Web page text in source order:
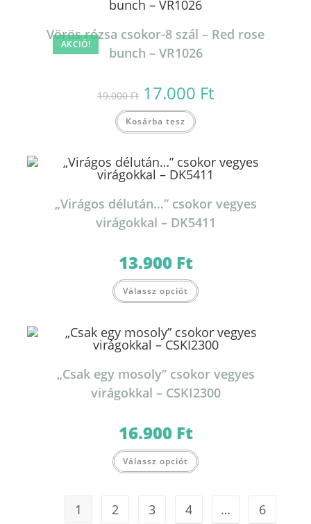
AKCIÓ!
Vörös rózsa csokor-8 szál – Red rose
bunch – VR1026
19.000Ft
Original
price
was:
19.000 Ft.
17.000 FtCurrent
price
Kosárba tesz
„Virágos délután…” csokor vegyes
virágokkal – DK5411
13.900 Ft
Válassz opciót
„Csak egy mosoly” csokor vegyes
virágokkal – CSKI2300
16.900 Ft
Válassz opciót
1 2 3 4 …
6